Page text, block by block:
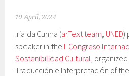
19 April, 2024
Iria da Cunha (arText team, UNED)
speaker in the II Congreso
Sostenibilidad Cultural,
Traducción e Interpretación of